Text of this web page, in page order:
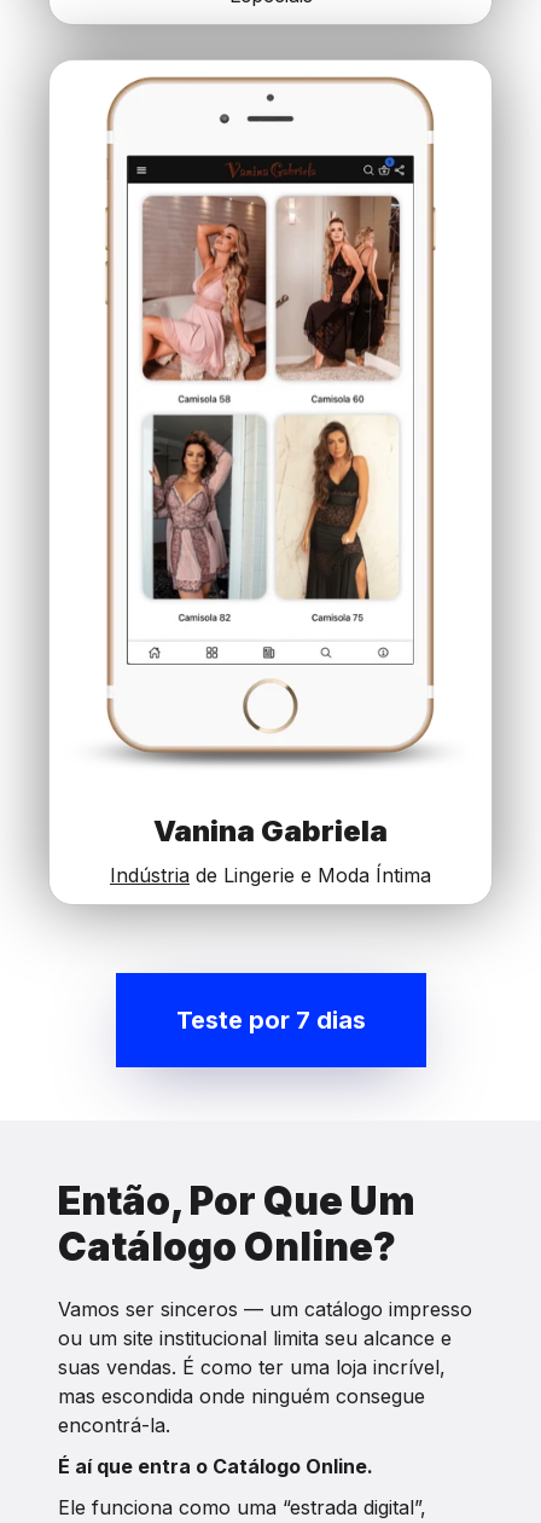
Vanina Gabriela
Indústria de Lingerie e Moda Íntima
Teste por 7 dias
Então, Por Que Um
Catálogo Online?
Vamos ser sinceros — um catálogo impresso
ou um site institucional limita seu alcance e
suas vendas. É como ter uma loja incrível,
mas escondida onde ninguém consegue
encontrá-la.
É aí que entra o Catálogo Online.
Ele funciona como uma “estrada digital”,